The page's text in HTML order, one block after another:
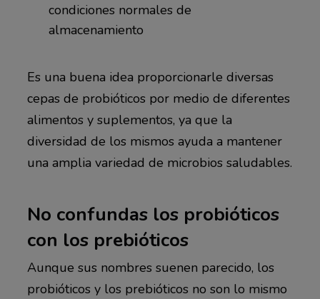
condiciones normales de
almacenamiento
Es una buena idea proporcionarle diversas
cepas de probióticos por medio de diferentes
alimentos y suplementos, ya que la
diversidad de los mismos ayuda a mantener
una amplia variedad de microbios saludables.
No confundas los probióticos
con los prebióticos
Aunque sus nombres suenen parecido, los
probióticos y los prebióticos no son lo mismo